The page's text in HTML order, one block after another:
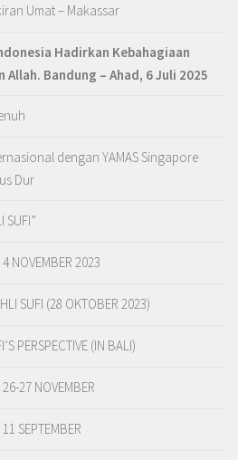
Umat – Makassar
Hadirkan Kebahagiaan
Allah. Bandung – Ahad, 6 Juli 2025
dengan YAMAS Singapore
Dur
SUFI”
NOVEMBER 2023
SUFI (28 OKTOBER 2023)
PERSPECTIVE (IN BALI)
27 NOVEMBER
SEPTEMBER